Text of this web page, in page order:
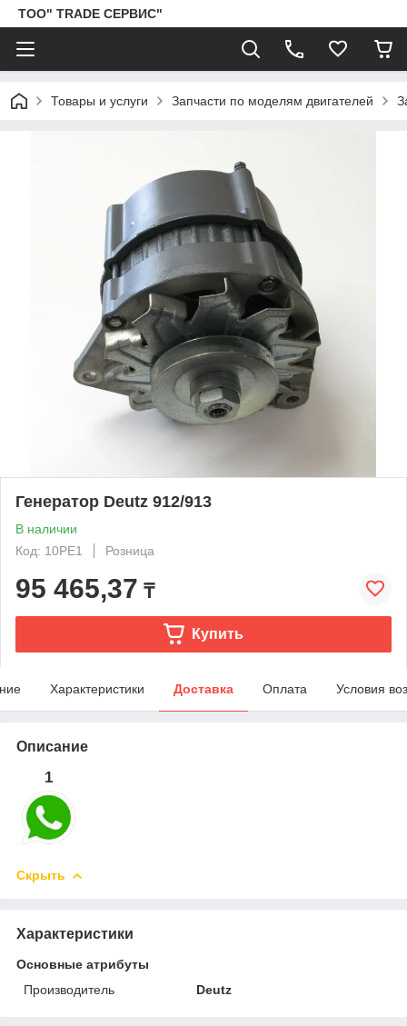
ТОО" TRADE СЕРВИС"
Товары и услуги Запчасти по моделям двигателей
Генератор Deutz 912/913
В наличии
Код: 10PE1
Розница
95 465,37 ₸
Купить
Характеристики Доставка Оплата Условия
Описание
1
Скрыть
Характеристики
Основные атрибуты
Производитель
Deutz